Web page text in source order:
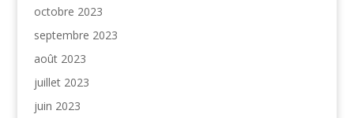
octobre 2023
septembre 2023
août 2023
juillet 2023
juin 2023